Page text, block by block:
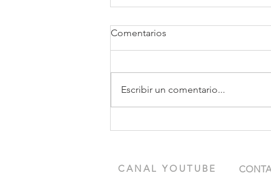
Comentarios
Escribir un comentario...
CANAL YOUTUBE